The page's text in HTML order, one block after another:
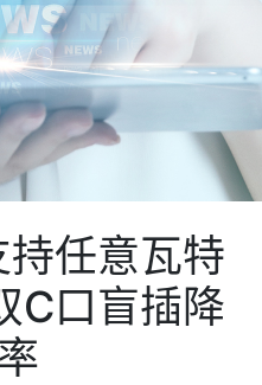
任意瓦特
C口盲插降